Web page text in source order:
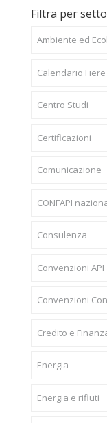
Filtra per
Ambiente ed
Calendario Fiere
Centro Studi
Certificazioni
Comunicazione
CONFAPI
Consulenza
Convenzioni API
Convenzioni
Credito e
Energia
Energia e rifiuti